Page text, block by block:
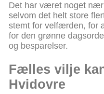
Det har været noget
selvom det helt store
stemt for velfærden, for
for den grønne
og besparelser.
Fælles vilje
Hvidovre